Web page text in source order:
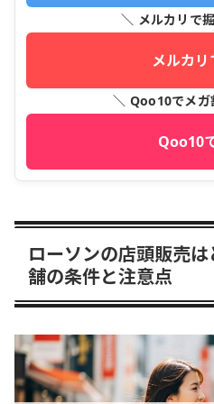
＼ メルカリで
メルカリ
＼ Qoo10でメガ
Qoo10
ローソンの店頭販売
舗の条件と注意点